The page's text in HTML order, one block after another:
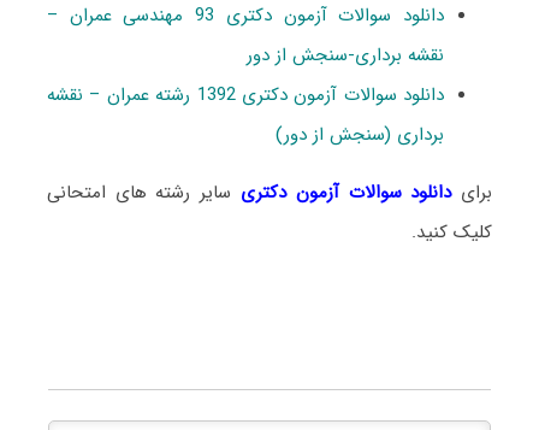
دانلود سوالات آزمون دکتری 93 مهندسی عمران –
نقشه برداری-سنجش از دور
دانلود سوالات آزمون دکتری 1392 رشته عمران – نقشه
برداری (سنجش از دور)
برایدانلود سوالات آزمون دکتری سایر رشته های امتحانی
کلیک کنید.